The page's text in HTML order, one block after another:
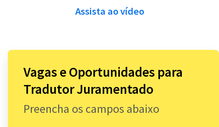
Assista ao vídeo
Vagas e Oportunidades para
Tradutor Juramentado
Preencha os campos abaixo
4.000.000
De serviços solicitados no ano de 2020 na
plataforma do GetNinjas